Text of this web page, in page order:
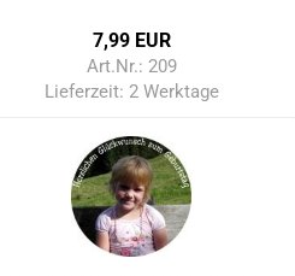
7,99 EUR
Art.Nr.: 209
Lieferzeit: 2 Werktage